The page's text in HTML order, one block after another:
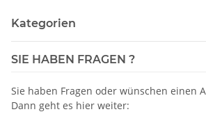
Kategorien
SIE HABEN FRAGEN ?
Sie haben Fragen oder wünschen einen
Dann geht es hier weiter: